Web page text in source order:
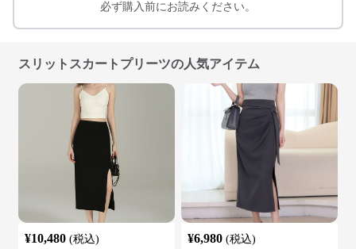
必ず購入前にお読みください。
スリットスカートプリーツの人気アイテム
¥10,480 (税込) ¥6,980 (税込)